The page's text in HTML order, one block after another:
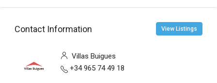
Contact Information View Listings
Villas Buigues
+34 965 74 49 18